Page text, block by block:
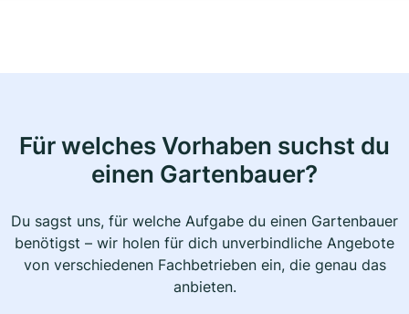
Für welches Vorhaben suchst du
einen Gartenbauer?
Du sagst uns, für welche Aufgabe du einen Gartenbauer
benötigst – wir holen für dich unverbindliche Angebote
von verschiedenen Fachbetrieben ein, die genau das
anbieten.